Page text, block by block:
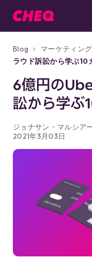
Blog マーケティング
ラウド訴訟から学ぶ10
6億円の
訟から学ぶ
ジョナサン・マルシア
2021年3月03日